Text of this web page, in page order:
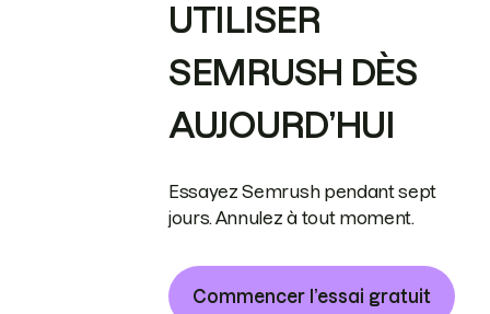
UTILISER
SEMRUSH DÈS
AUJOURD’HUI
Essayez Semrush pendant sept
jours. Annulez à tout moment.
Commencer l’essai gratuit